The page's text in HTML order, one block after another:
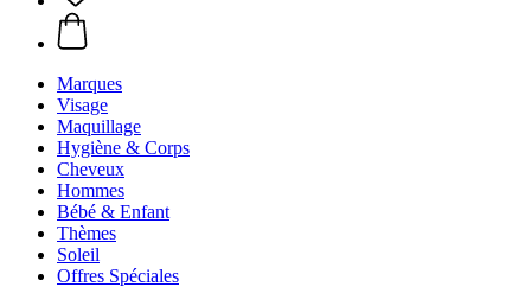
Marques
Visage
Maquillage
Hygiène & Corps
Cheveux
Hommes
Bébé & Enfant
Thèmes
Soleil
Offres Spéciales